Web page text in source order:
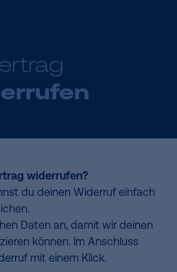
widerrufen?
du deinen Widerruf einfach
Daten an, damit wir deinen
können. Im Anschluss
mit einem Klick.